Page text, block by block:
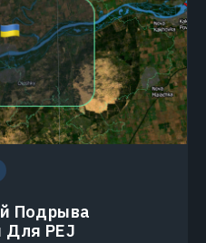
Подрыва
Для PEJ